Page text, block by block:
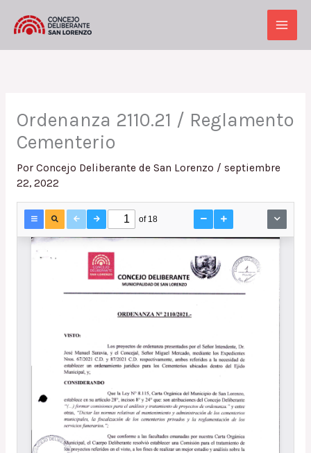
Main
Ordenanza 2110.21 / Reglamento
Cementerio
Por Concejo Deliberante de San Lorenzo / septiembre
22, 2022